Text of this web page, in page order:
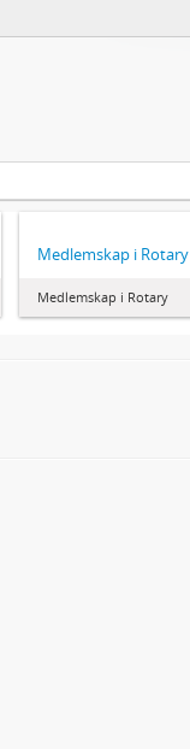
Medlemskap i Rotary
Medlemskap i Rotary